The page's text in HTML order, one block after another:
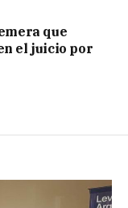
que
el juicio por